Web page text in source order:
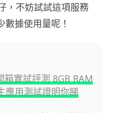
，不妨試試這項服務
據使用量呢！
實試評測 8GB RAM
應用測試證明你睇